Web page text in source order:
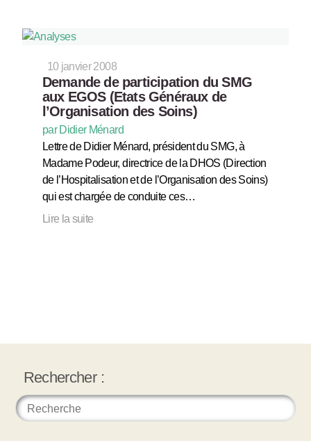
10 janvier 2008
Demande de participation du SMG
aux EGOS (Etats Généraux de
l’Organisation des Soins)
par Didier Ménard
Lettre de Didier Ménard, président du SMG, à
Madame Podeur, directrice de la DHOS (Direction
de l’Hospitalisation et de l’Organisation des Soins)
qui est chargée de conduite ces…
Lire la suite
Rechercher :